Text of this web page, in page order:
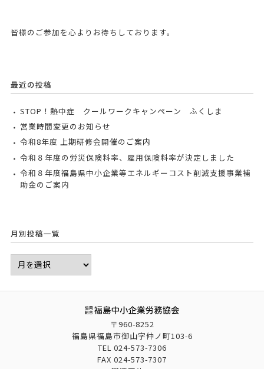
皆様のご参加を心よりお待ちしております。
最近の投稿
STOP！熱中症 クールワークキャンペーン ふくしま
営業時間変更のお知らせ
令和8年度 上期研修会開催のご案内
令和８年度の労災保険料率、雇用保険料率が決定しました
令和８年度福島県中小企業等エネルギーコスト削減支援事業補
助金のご案内
月別投稿一覧
〒960-8252
福島県福島市御山字仲ノ町103-6
TEL 024-573-7306
FAX 024-573-7307